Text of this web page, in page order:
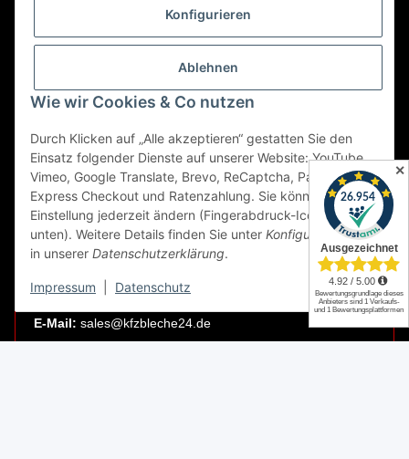
Konfigurieren
Ablehnen
Wie wir Cookies & Co nutzen
Durch Klicken auf „Alle akzeptieren“ gestatten Sie den
Einsatz folgender Dienste auf unserer Website: YouTube,
Vimeo, Google Translate, Brevo, ReCaptcha, PayPal
Express Checkout und Ratenzahlung. Sie können die
Einstellung jederzeit ändern (Fingerabdruck-Icon links
unten). Weitere Details finden Sie unter Konfigurierenund
in unserer Datenschutzerklärung.
Impressum Datenschutz
KFZBleche24
LAGER / RETOUREN
Packmonster Fulfillment
KFZBleche24 Lager
Gewerbepark 1
02694 Malschwitz
Retouren ausschließlich an diese Adresse.
E-Mail: sales@kfzbleche24.de
✕